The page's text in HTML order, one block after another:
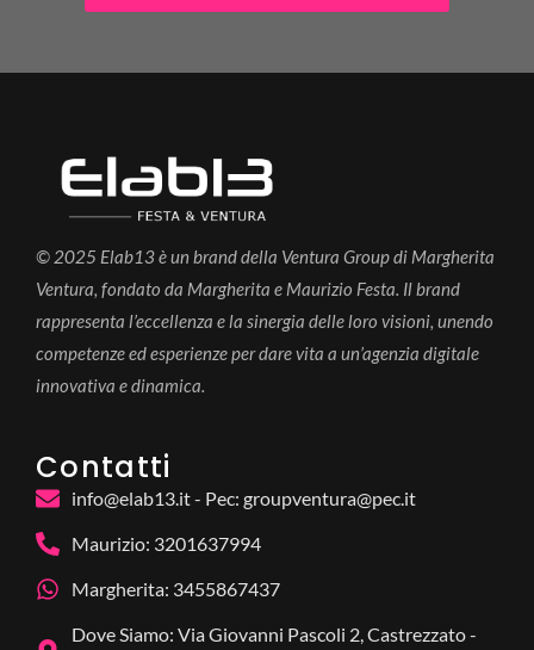
© 2025 Elab13 è un brand della Ventura Group di Margherita
Ventura, fondato da Margherita e Maurizio Festa. Il brand
rappresenta l’eccellenza e la sinergia delle loro visioni, unendo
competenze ed esperienze per dare vita a un’agenzia digitale
innovativa e dinamica.
Contatti
info@elab13.it - Pec: groupventura@pec.it
Maurizio: 3201637994
Margherita: 3455867437
Dove Siamo: Via Giovanni Pascoli 2, Castrezzato -